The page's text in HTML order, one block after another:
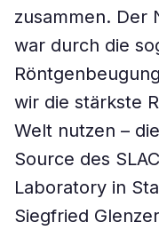
zusammen. Der
war durch die
wir die stärkste
Welt nutzen –
Source des
Laboratory in
Siegfried